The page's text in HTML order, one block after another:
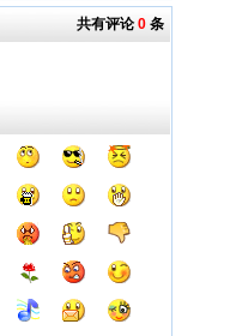
共有评论0 条